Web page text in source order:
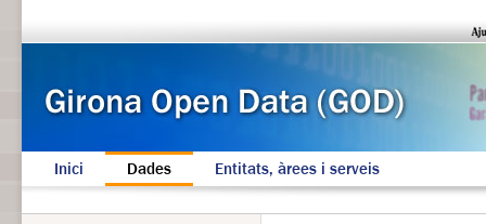
Inici Dades Entitats, àrees i serveis